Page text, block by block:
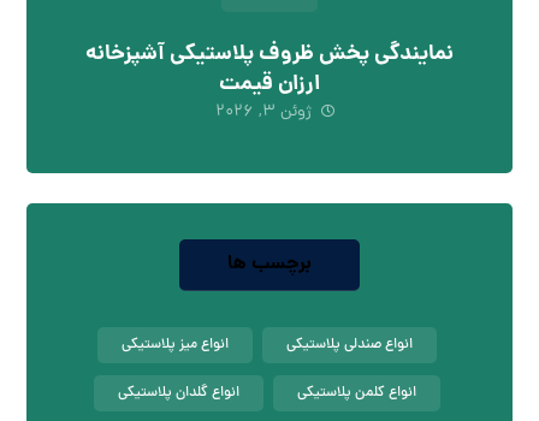
نمایندگی پخش ظروف پلاستیکی آشپزخانه
ارزان قیمت
ژوئن ۳, ۲۰۲۶
برچسب ها
انواع صندلی پلاستیکی انواع میز پلاستیکی
انواع کلمن پلاستیکی انواع گلدان پلاستیکی